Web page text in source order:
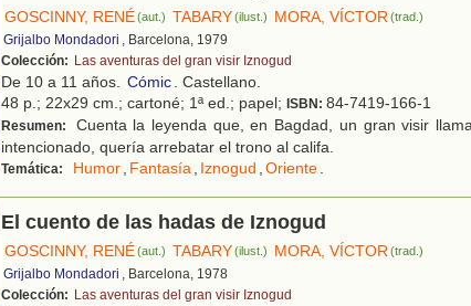
GOSCINNY, RENÉ(aut.) TABARY(ilust.) MORA, VÍCTOR (trad.)
Grijalbo Mondadori
, Barcelona, 1979
Colección: Las aventuras del gran visir Iznogud
De 10 a 11 años. Cómic
. Castellano.
48 p.; 22x29 cm.; cartoné; 1ª ed.; papel; ISBN: 84-7419-166-1
Resumen:
Cuenta la leyenda que, en Bagdad, un gran visir
intencionado, quería arrebatar el trono al califa.
Temática: Humor Fantasía Iznogud Oriente
El cuento de las hadas de Iznogud
GOSCINNY, RENÉ(aut.) TABARY(ilust.) MORA, VÍCTOR (trad.)
Grijalbo Mondadori , Barcelona, 1978
Colección: Las aventuras del gran visir Iznogud